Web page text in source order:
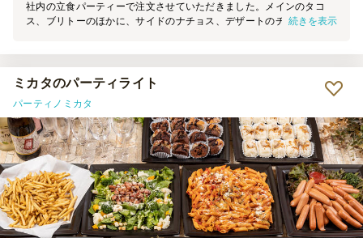
社内の立食パーティーで注文させていただきました。メインのタコ
ス、ブリトーのほかに、サイドのナチョス、デザートのチョコディー
続きを表示
ミカタのパーティライト
パーティノミカタ